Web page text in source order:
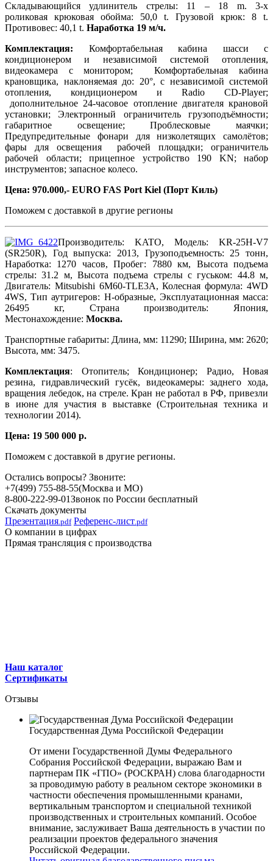
Складывающийся удлинитель стрелы: 11 – 18 m. 3-x
роликовая крюковая обойма: 50,0 t. Грузовой крюк: 8 t.
Противовес: 40,1 t. Наработка 19 м/ч.
Комплектация:
Комфортабельная кабина шасси с
кондиционером и независимой системой отопления,
видеокамера с монитором; Комфортабельная кабина
крановщика, наклоняемая до: 20°, с независимой системой
отопления, кондиционером и Radio CD-Player;
дополнительное 24-часовое отопление двигателя крановой
установки; Электронный ограничитель грузоподъёмности;
габаритное освещение; Проблесковые маячки;
Предупредительные фонари для низколетящих самолётов;
фары для освещения рабочей площадки; ограничитель
рабочей области; прицепное устройство 190 KN; набор
инструментов; запасное колесо.
Цена: 970.000,- EURO FAS Port Kiel (Порт Киль)
Поможем с доставкой в другие регионы
Производитель: KATO, Модель: KR-25H-V7
(SR250R), Год выпуска: 2013, Грузоподъемность: 25 тонн,
Наработка: 1270 часов, Пробег: 7880 км, Высота подъема
стрелы: 31.2 м, Высота подъема стрелы с гуськом: 44.8 м,
Двигатель: Mitsubishi 6M60-TLE3A, Колесная формула: 4WD
4WS, Тип аутригеров: Н-образные, Эксплуатационная масса:
26495 кг, Страна производитель: Япония,
Местонахождение: Москва.
Транспортные габариты: Длина, мм: 11290; Ширина, мм: 2620;
Высота, мм: 3475.
Комплектация: Отопитель; Кондиционер; Радио, Новая
резина, гидравлический гусёк, видеокамеры: заднего хода,
вращения лебедок, на стреле. Кран не работал в РФ, привезли
в июне для участия в выставке (Строительная техника и
технологии 2014).
Цена: 19 500 000 р.
Поможем с доставкой в другие регионы.
Остались вопросы? Звоните:
+7(499) 755-88-55(Москва и МО)
8-800-222-99-01Звонок по России бесплатный
Скачать документы
Презентация .pdf Референс-лист .pdf
О компании в цифрах
Прямая трансляция с производства
Наш каталог
Сертификаты
Отзывы
Государственная Дума Российской Федерации
От имени Государственной Думы Федерального
Собрания Российской Федерации, выражаю Вам и
партнерам ПК «ГПО» (РОСКРАН) слова благодарности
за проводимую работу в реальном секторе экономики в
частности обеспечения промышленными кранами,
вертикальным транспортом и специальной техникой
производственных и строительных компаний. Особое
внимание, заслуживает Ваша деятельность в участии по
реализации проектов федерального значения
Российской Федерации.